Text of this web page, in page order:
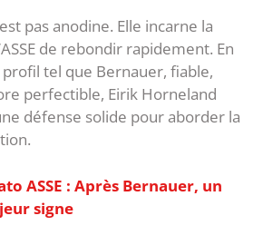
pas anodine. Elle incarne la
de rebondir rapidement. En
profil tel que Bernauer, fiable,
perfectible, Eirik Horneland
défense solide pour aborder la
ASSE : Après Bernauer, un
signe